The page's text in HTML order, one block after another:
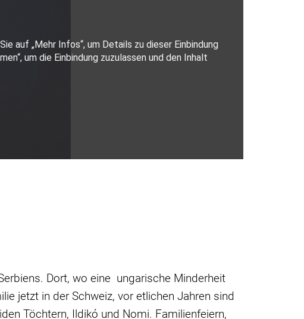
Dort, wo eine ungarische Minderheit
jetzt in der Schweiz, vor etlichen Jahren sind
Töchtern, Ildikó und Nomi. Familienfeiern,